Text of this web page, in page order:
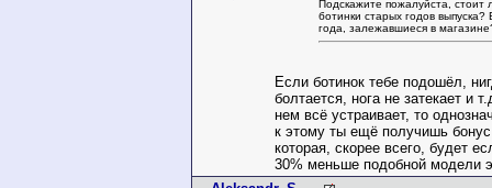
Подскажите пожалуйста, стоит
ботинки старых годов выпуска?
года, залежавшиеся в
Если ботинок тебе подошёл,
болтается, нога не затекает и
нем всё устраивает, то
к этому ты ещё получишь
которая, скорее всего, будет
30% меньше подобной модели